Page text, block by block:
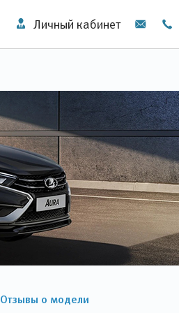
Личный кабинет
Отзывы о модели